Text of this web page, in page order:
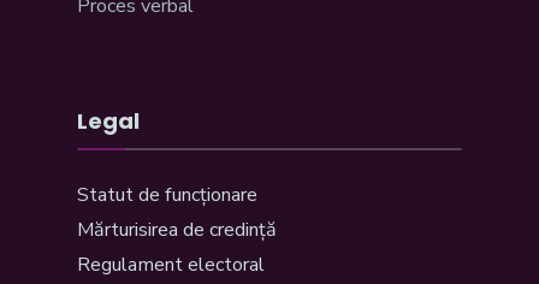
Proces verbal
Legal
Statut de funcționare
Mărturisirea de credință
Regulament electoral